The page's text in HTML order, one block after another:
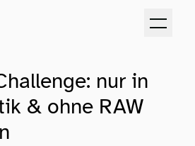
nur in
& ohne RAW